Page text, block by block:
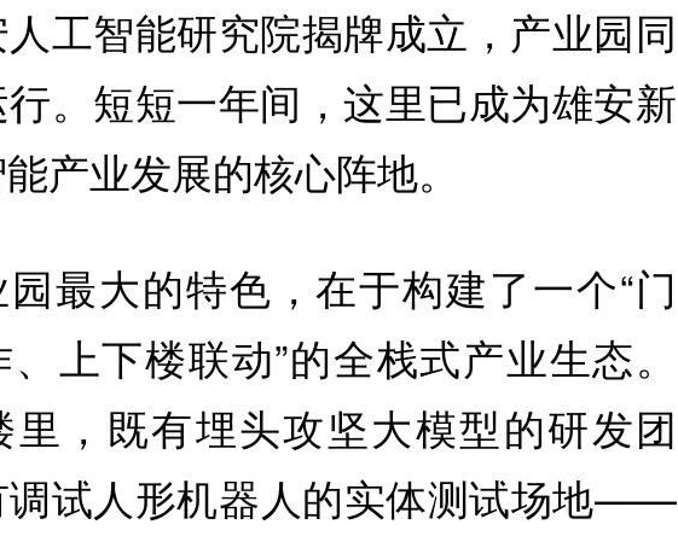
工智能研究院揭牌成立，产业园同
。短短一年间，这里已成为雄安新
产业发展的核心阵地。
园最大的特色，在于构建了一个“门
上下楼联动”的全栈式产业生态。
里，既有埋头攻坚大模型的研发团
调试人形机器人的实体测试场地——